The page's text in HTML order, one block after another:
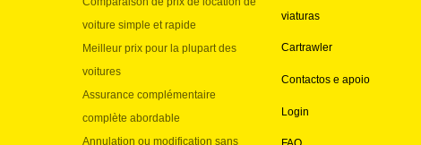
voiture simple et rapide
Meilleur prix pour la plupart des
voitures
Assurance complémentaire
complète abordable
Annulation ou modification sans
viaturas
Cartrawler
Contactos e apoio
Login